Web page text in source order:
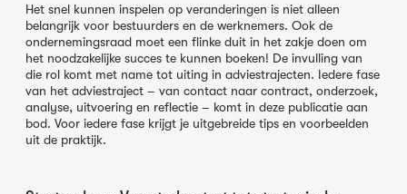
Het snel kunnen inspelen op veranderingen is niet alleen
belangrijk voor bestuurders en de werknemers. Ook de
ondernemingsraad moet een flinke duit in het zakje doen om
het noodzakelijke succes te kunnen boeken! De invulling van
die rol komt met name tot uiting in adviestrajecten. Iedere fase
van het adviestraject – van contact naar contract, onderzoek,
analyse, uitvoering en reflectie – komt in deze publicatie aan
bod. Voor iedere fase krijgt je uitgebreide tips en voorbeelden
uit de praktijk.